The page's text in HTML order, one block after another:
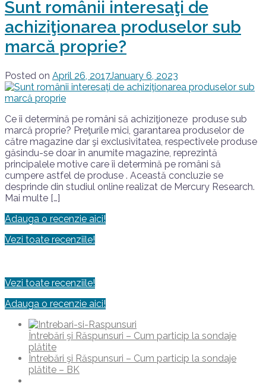
Sunt românii interesaţi de
achiziţionarea produselor sub
marcă proprie?
Posted on April 26, 2017January 6, 2023
Ce îi determină pe români să achiziţioneze produse sub
marcă proprie? Preţurile mici, garantarea produselor de
către magazine dar şi exclusivitatea, respectivele produse
găsindu-se doar în anumite magazine, reprezintă
principalele motive care îi determină pe români să
cumpere astfel de produse . Această concluzie se
desprinde din studiul online realizat de Mercury Research.
Mai multe […]
Adauga o recenzie aici!
Vezi toate recenziile!
Vezi toate recenziile!
Adauga o recenzie aici!
Întrebări şi Răspunsuri – Cum particip la sondaje
plătite
Întrebări şi Răspunsuri – Cum particip la sondaje
plătite – BK